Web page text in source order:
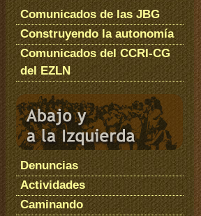
Comunicados de las JBG
Construyendo la autonomía
Comunicados del CCRI-CG
del EZLN
Denuncias
Actividades
Caminando